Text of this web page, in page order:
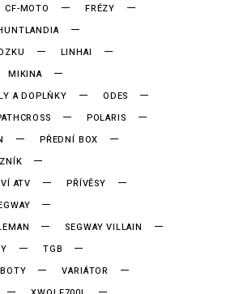
CF-MOTO
FRÉZY
LINHAI
MIKINA
A DOPLŇKY
ODES
POLARIS
PŘEDNÍ BOX
ATV
PŘÍVĚSY
SEGWAY VILLAIN
TGB
VARIÁTOR